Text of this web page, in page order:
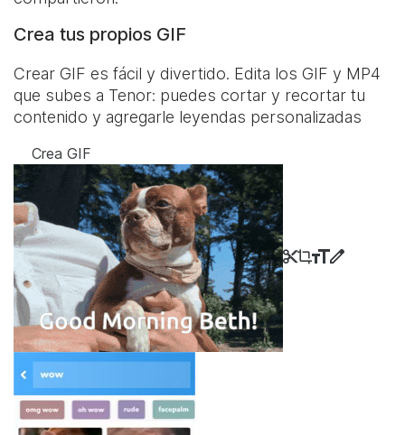
Crea tus propios GIF
Crear GIF es fácil y divertido. Edita los GIF y MP4
que subes a Tenor: puedes cortar y recortar tu
contenido y agregarle leyendas personalizadas
Crea GIF